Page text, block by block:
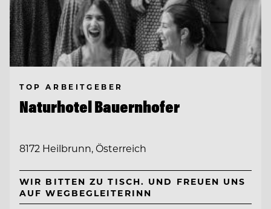
TOP ARBEITGEBER
Naturhotel Bauernhofer
8172 Heilbrunn, Österreich
WIR BITTEN ZU TISCH. UND FREUEN UNS
AUF WEGBEGLEITERINN